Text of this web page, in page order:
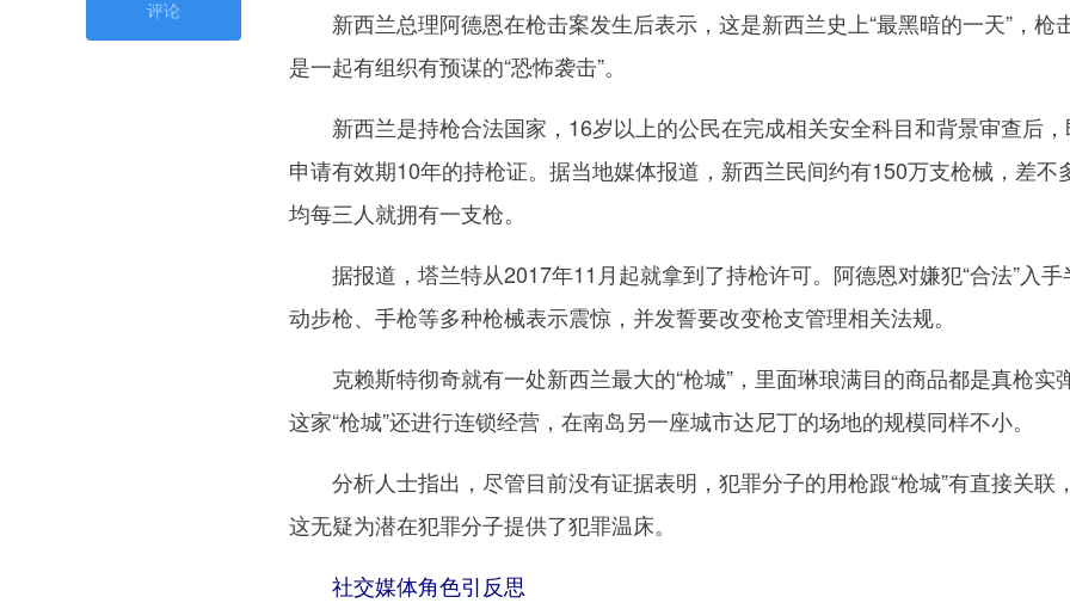
评论
新西兰总理阿德恩在枪击案发生后表示，这是新西兰史上“最黑暗的一天”，枪
是一起有组织有预谋的“恐怖袭击”。
新西兰是持枪合法国家，16岁以上的公民在完成相关安全科目和背景审查后，
申请有效期10年的持枪证。据当地媒体报道，新西兰民间约有150万支枪械，差不
均每三人就拥有一支枪。
据报道，塔兰特从2017年11月起就拿到了持枪许可。阿德恩对嫌犯“合法”入手
动步枪、手枪等多种枪械表示震惊，并发誓要改变枪支管理相关法规。
克赖斯特彻奇就有一处新西兰最大的“枪城”，里面琳琅满目的商品都是真枪实弹
这家“枪城”还进行连锁经营，在南岛另一座城市达尼丁的场地的规模同样不小。
分析人士指出，尽管目前没有证据表明，犯罪分子的用枪跟“枪城”有直接关联
这无疑为潜在犯罪分子提供了犯罪温床。
社交媒体角色引反思